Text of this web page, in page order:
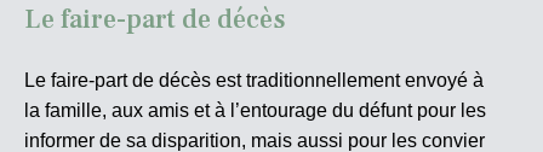
Le faire-part de décès
Le faire-part de décès est traditionnellement envoyé à
la famille, aux amis et à l’entourage du défunt pour les
informer de sa disparition, mais aussi pour les convier